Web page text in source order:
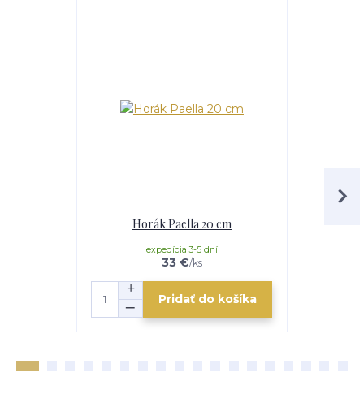
Horák Paella 20 cm
33 €/ks
expedícia 3-5 dní
Pridať do košíka